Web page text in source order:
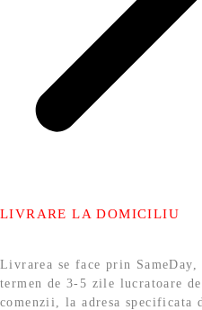
LIVRARE LA DOMICILIU
Livrarea se face prin
termen de 3-5 zile lucratoare
comenzii, la adresa specificata